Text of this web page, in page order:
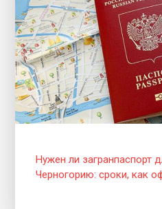
Нужен ли загранпаспорт
Черногорию: сроки, как